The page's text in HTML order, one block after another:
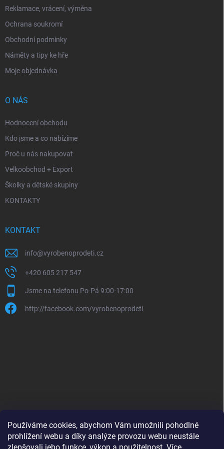
Používáme cookies, abychom Vám umožnili pohodlné
prohlížení webu a díky analýze provozu webu neustále
Reklamace, vrácení, výměna
Ochrana soukromí
Obchodní podmínky
Náměty a tipy ke hře
Moje objednávka
O NÁS
Hodnocení obchodu
Kdo jsme a co nabízíme
Proč u nás nakupovat
Velkoobchod + Export
Školky a dětské skupiny
KONTAKTY
KONTAKT
info@vyrobenoprodeti.cz
+420 605 217 547
Jsme na telefonu Po-Pá 9:00-17:00
http://facebook.com/vyrobenoprodeti